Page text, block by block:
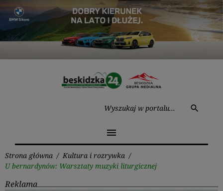
Przejdź
treści
search
menu
Strona główna / Kultura i rozrywka /
U bernardynów: Warsztaty muzyki liturgicznej
Reklama